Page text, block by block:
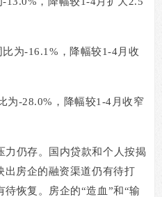
比为-16.1% ，降幅较1-4月收
为-28.0% ，降幅较1-4 月收窄
力仍存。国内贷款和个人按揭
出房企的融资渠道仍有待打
待恢复。房企的“造血 ”和“输